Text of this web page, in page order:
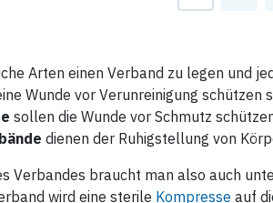
Arten einen Verband zu legen und
Wunde vor Verunreinigung
sollen die Wunde vor Schmutz
dienen der Ruhigstellung von
Verbandes braucht man also auch
wird eine sterile Kompresse auf